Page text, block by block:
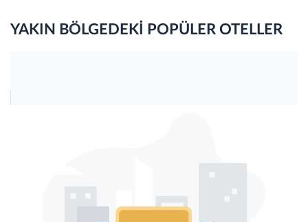
YAKIN BÖLGEDEKİ POPÜLER OTELLER